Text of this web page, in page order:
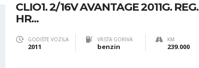
CLIO1. 2/16V AVANTAGE 2011G. REG.
HR...
GODIŠTE VOZILA
2011
VRSTA GORIVA
benzin
KM
239.000